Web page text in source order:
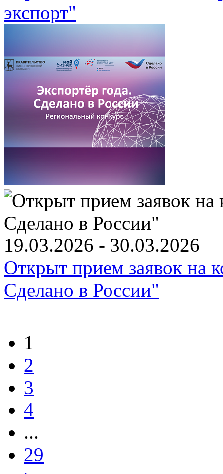
экспорт"
19.03.2026 - 30.03.2026
Открыт прием заявок на
Сделано в России"
1
2
3
4
...
29